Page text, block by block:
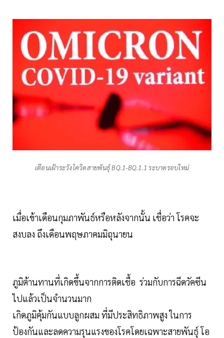
เตือนเฝ้าระวังโควิดสายพันธุ์ BQ.1-BQ.1.1 ระบาดรอบใหม่
เมื่อเข้าเดือนกุมภาพันธ์หรือหลังจากนั้น เชื่อว่า โรคจะ
สงบลง ถึงเดือนพฤษภาคมมิถุนายน
ภูมิต้านทานที่เกิดขึ้นจากการติดเชื้อ ร่วมกับการฉีดวัคซีน
ไปแล้วเป็นจำนวนมาก
เกิดภูมิคุ้มกันแบบลูกผสม ที่มีประสิทธิภาพสูง ในการ
ป้องกันและลดความรุนแรงของโรคโดยเฉพาะสายพันธุ์ โอ